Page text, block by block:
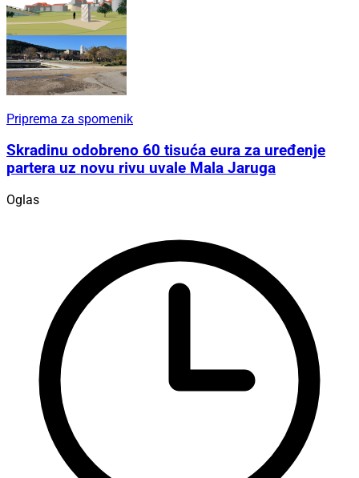
Priprema za spomenik
Skradinu odobreno 60 tisuća eura za uređenje
partera uz novu rivu uvale Mala Jaruga
Oglas